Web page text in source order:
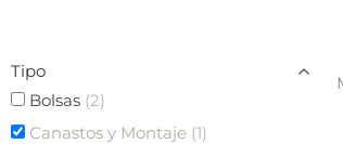
Tipo
Bolsas (2)
Canastos y Montaje (1)